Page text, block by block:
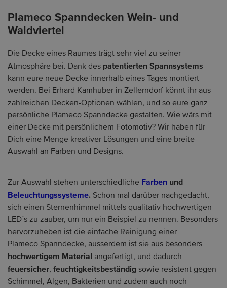
Plameco Spanndecken Wein- und
Waldviertel
Die Decke eines Raumes trägt sehr viel zu seiner
Atmosphäre bei. Dank des patentierten Spannsystems
kann eure neue Decke innerhalb eines Tages montiert
werden. Bei Erhard Kamhuber in Zellerndorf könnt ihr aus
zahlreichen Decken-Optionen wählen, und so eure ganz
persönliche Plameco Spanndecke gestalten. Wie wärs mit
einer Decke mit persönlichem Fotomotiv? Wir haben für
Dich eine Menge kreativer Lösungen und eine breite
Auswahl an Farben und Designs.
Zur Auswahl stehen unterschiedliche Farben und
Beleuchtungssysteme. Schon mal darüber nachgedacht,
sich einen Sternenhimmel mittels qualitativ hochwertigen
LED´s zu zauber, um nur ein Beispiel zu nennen. Besonders
hervorzuheben ist die einfache Reinigung einer
Plameco Spanndecke, ausserdem ist sie aus besonders
hochwertigem Material
angefertigt, und dadurch
feuersicher, feuchtigkeitsbeständig sowie resistent gegen
Schimmel, Algen, Bakterien und zudem auch noch